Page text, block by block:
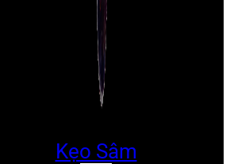
Kẹo Sâm